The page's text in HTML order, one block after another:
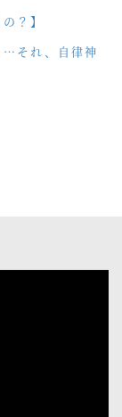
？】
…それ、自律神